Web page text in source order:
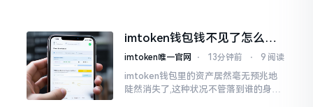
imtoken钱包钱不见了怎么
办？老用户手把手教你找回
imtoken唯一官网 ⋅ 13分钟前 ⋅ 9 阅读
imtoken钱包里的资产居然毫无预兆地
陡然消失了,这种状况不管落到谁的身上,